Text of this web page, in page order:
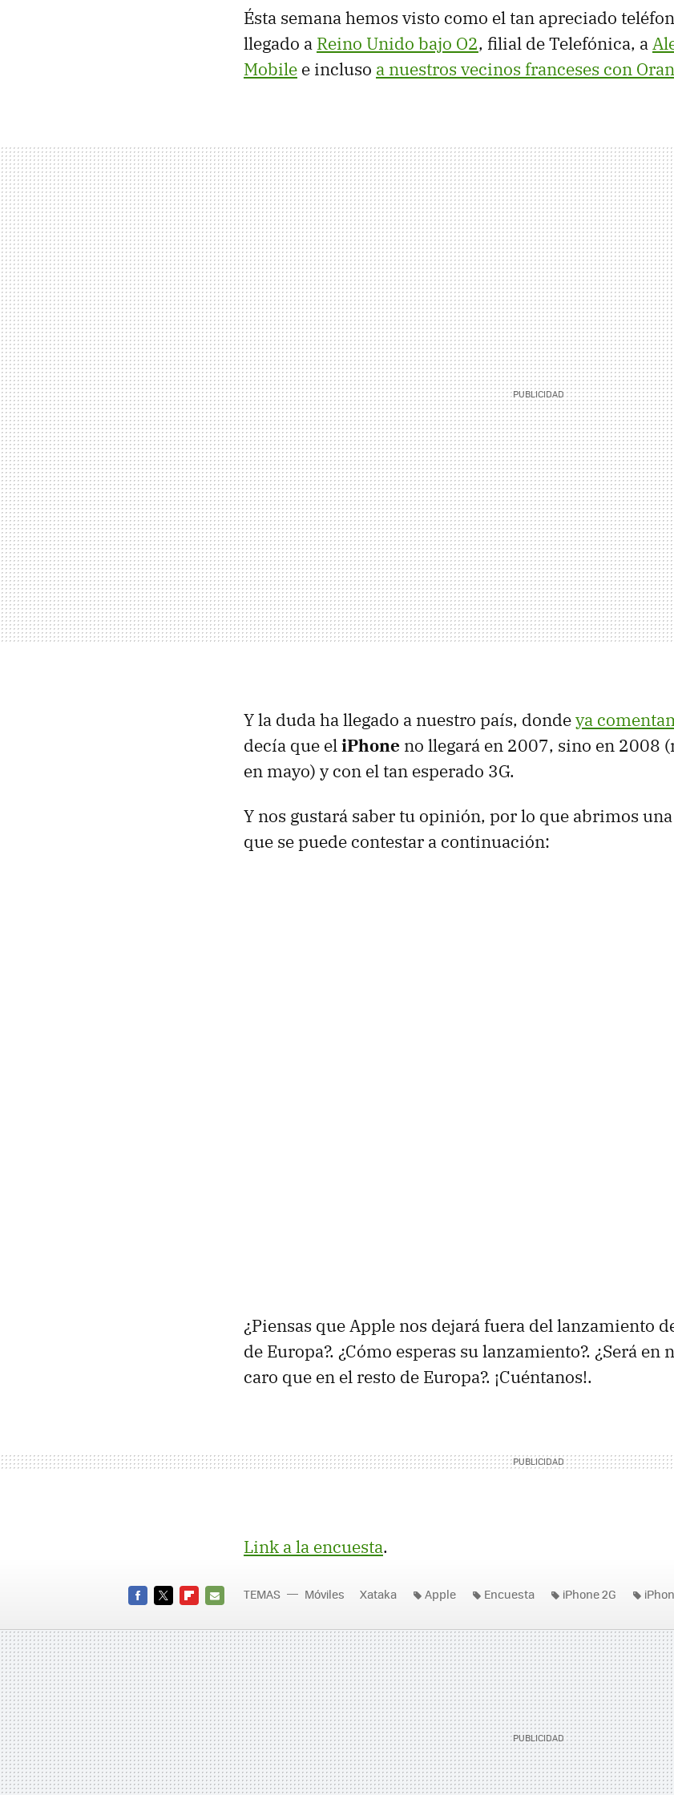
Ésta semana hemos visto como el tan apreciado
llegado a Reino Unido bajo O2, filial de Telefónica, a
Mobile e incluso a nuestros vecinos franceses con
Y la duda ha llegado a nuestro país, dondeya
decía que eliPhone no llegará en 2007, sino en 2008
en mayo) y con el tan esperado 3G.
Y nos gustará saber tu opinión, por lo que abrimos una
que se puede contestar a continuación:
¿Piensas que Apple nos dejará fuera del lanzamiento
de Europa?. ¿Cómo esperas su lanzamiento?. ¿Será en
caro que en el resto de Europa?. ¡Cuéntanos!.
Link a la encuesta.
MAIL
TEMAS Móviles Xataka Apple Encuesta iPhone 2G